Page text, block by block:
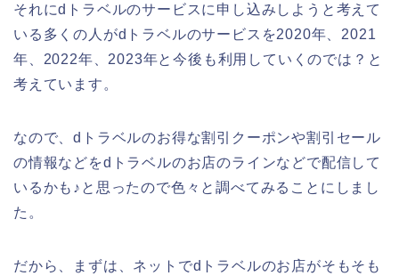
それにdトラベルのサービスに申し込みしようと考えて
いる多くの人がdトラベルのサービスを2020年、2021
年、2022年、2023年と今後も利用していくのでは？と
考えています。
なので、dトラベルのお得な割引クーポンや割引セール
の情報などをdトラベルのお店のラインなどで配信して
いるかも♪と思ったので色々と調べてみることにしまし
た。
だから、まずは、ネットでdトラベルのお店がそもそも